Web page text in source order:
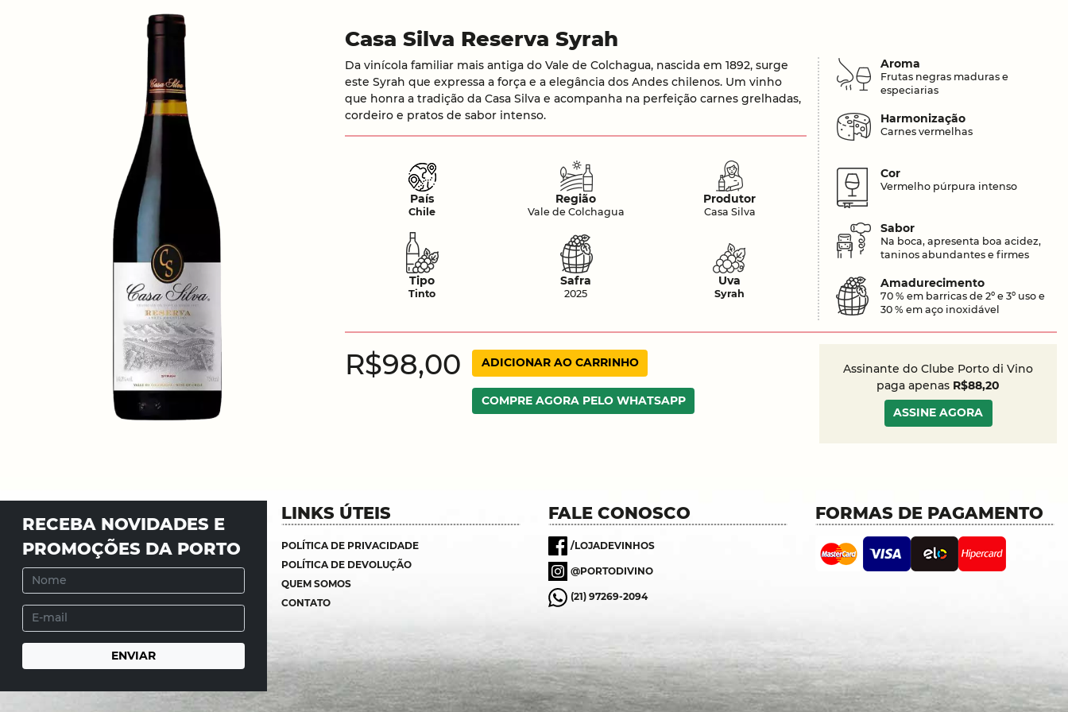
Casa Silva Reserva Syrah
Da vinícola familiar mais antiga do Vale de Colchagua, nascida em 1892, surge
este Syrah que expressa a força e a elegância dos Andes chilenos. Um vinho
que honra a tradição da Casa Silva e acompanha na perfeição carnes grelhadas,
cordeiro e pratos de sabor intenso.
País
Chile
Região
Vale de Colchagua
Produtor
Casa Silva
Tipo
Tinto
Safra
2025
Uva
Syrah
Aroma
Frutas negras maduras e
especiarias
Harmonização
Carnes vermelhas
Cor
Vermelho púrpura intenso
Sabor
Na boca, apresenta boa acidez,
taninos abundantes e firmes
Amadurecimento
70 % em barricas de 2º e 3º uso e
30 % em aço inoxidável
R$98,00 ADICIONAR AO CARRINHO
COMPRE AGORA PELO WHATSAPP
Assinante do Clube Porto di Vino
paga apenas R$88,20
ASSINE AGORA
RECEBA NOVIDADES E
PROMOÇÕES DA PORTO
LINKS ÚTEIS
POLÍTICA DE PRIVACIDADE
POLÍTICA DE DEVOLUÇÃO
QUEM SOMOS
CONTATO
FALE CONOSCO
/LOJADEVINHOS
@PORTODIVINO
(21) 97269-2094
FORMAS DE PAGAMENTO